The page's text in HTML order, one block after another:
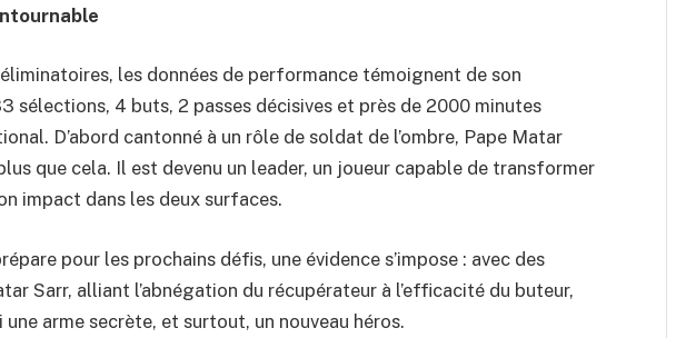
les données de performance témoignent de son
sélections, 4 buts, 2 passes décisives et près de 2000 minutes
D’abord cantonné à un rôle de soldat de l’ombre, Pape Matar
que cela. Il est devenu un leader, un joueur capable de transformer
impact dans les deux surfaces.
pour les prochains défis, une évidence s’impose : avec des
Sarr, alliant l’abnégation du récupérateur à l’efficacité du buteur,
arme secrète, et surtout, un nouveau héros.